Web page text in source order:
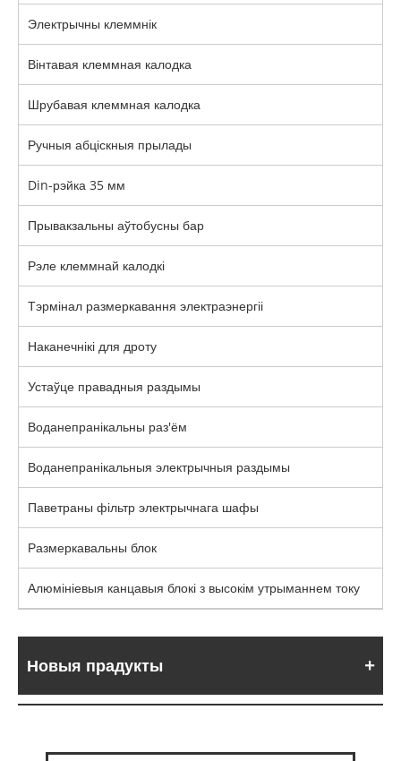
Электрычны клеммнік
Вінтавая клеммная калодка
Шрубавая клеммная калодка
Ручныя абціскныя прылады
Din-рэйка 35 мм
Прывакзальны аўтобусны бар
Рэле клеммнай калодкі
Тэрмінал размеркавання электраэнергіі
Наканечнікі для дроту
Устаўце правадныя раздымы
Воданепранікальны раз'ём
Воданепранікальныя электрычныя раздымы
Паветраны фільтр электрычнага шафы
Размеркавальны блок
Алюмініевыя канцавыя блокі з высокім утрыманнем току
Новыя прадукты